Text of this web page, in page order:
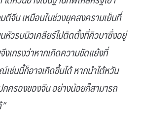
ตีจีน เหมือนในช่วงยุคสงครามเย็นที่
หัวรบนิวเคลียร์ไปติดตั้งที่คิวบาซึ่งอยู่
เกรงว่าหากเกิดความขัดแย้งที่
ช่นนี้ก็อาจเกิดขึ้นได้ หากนำไต้หวัน
ครองของจีน อย่างน้อยก็สามารถ